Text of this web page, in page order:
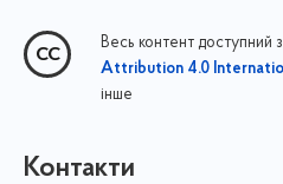
Весь контент доступний
Attribution 4.0
інше
Контакти